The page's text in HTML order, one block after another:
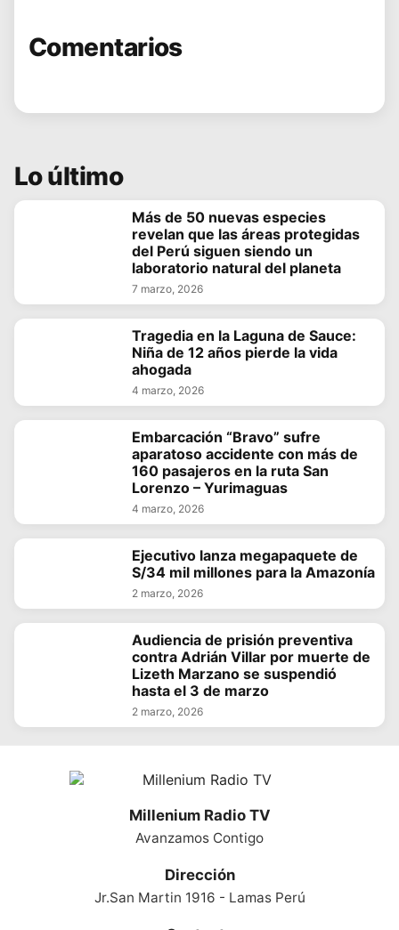
Comentarios
Lo último
Más de 50 nuevas especies
revelan que las áreas protegidas
del Perú siguen siendo un
laboratorio natural del planeta
7 marzo, 2026
Tragedia en la Laguna de Sauce:
Niña de 12 años pierde la vida
ahogada
4 marzo, 2026
Embarcación “Bravo” sufre
aparatoso accidente con más de
160 pasajeros en la ruta San
Lorenzo – Yurimaguas
4 marzo, 2026
Ejecutivo lanza megapaquete de
S/34 mil millones para la Amazonía
2 marzo, 2026
Audiencia de prisión preventiva
contra Adrián Villar por muerte de
Lizeth Marzano se suspendió
hasta el 3 de marzo
2 marzo, 2026
Millenium Radio TV
Avanzamos Contigo
Dirección
Jr.San Martin 1916 - Lamas Perú